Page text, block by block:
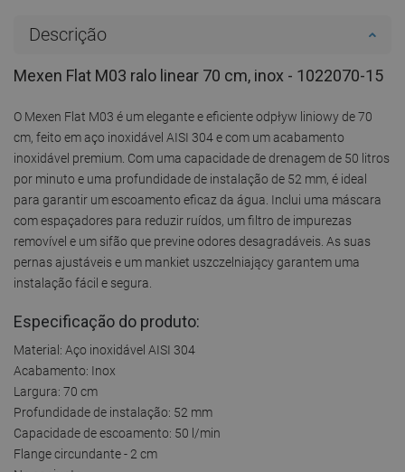
Descrição
Mexen Flat M03 ralo linear 70 cm, inox - 1022070-15
O Mexen Flat M03 é um elegante e eficiente odpływ liniowy de 70
cm, feito em aço inoxidável AISI 304 e com um acabamento
inoxidável premium. Com uma capacidade de drenagem de 50 litros
por minuto e uma profundidade de instalação de 52 mm, é ideal
para garantir um escoamento eficaz da água. Inclui uma máscara
com espaçadores para reduzir ruídos, um filtro de impurezas
removível e um sifão que previne odores desagradáveis. As suas
pernas ajustáveis e um mankiet uszczelniający garantem uma
instalação fácil e segura.
Especificação do produto:
Material: Aço inoxidável AISI 304
Acabamento: Inox
Largura: 70 cm
Profundidade de instalação: 52 mm
Capacidade de escoamento: 50 l/min
Flange circundante - 2 cm